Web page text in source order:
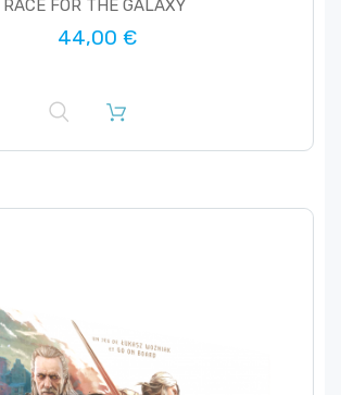
RACE FOR THE GALAXY
44,00 €